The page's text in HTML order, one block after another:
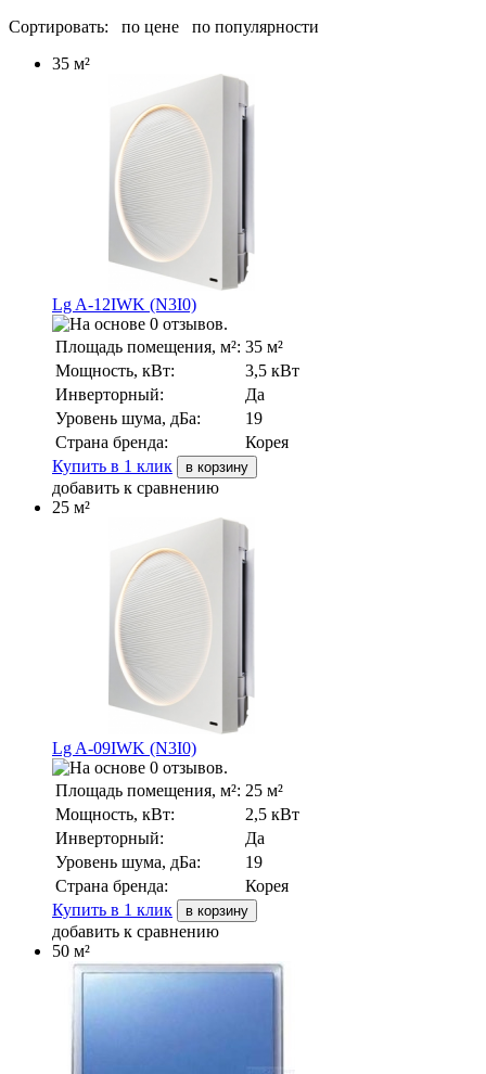
Сортировать: по цене
по популярности
35 м²
Lg A-12IWK (N3I0)
Площадь помещения, м²: 35 м²
Мощность, кВт:
3,5 кВт
Инверторный:
Да
Уровень шума, дБа:
19
Страна бренда:
Корея
Купить в 1 клик
в корзину
добавить к сравнению
25 м²
Lg A-09IWK (N3I0)
Площадь помещения, м²: 25 м²
Мощность, кВт:
2,5 кВт
Инверторный:
Да
Уровень шума, дБа:
19
Страна бренда:
Корея
Купить в 1 клик
в корзину
добавить к сравнению
50 м²